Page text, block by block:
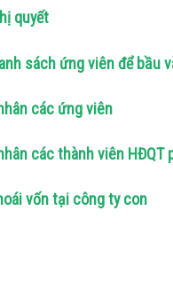
quyết
sách ứng viên để bầu
các ứng viên
các thành viên HĐQT
vốn tại công ty con